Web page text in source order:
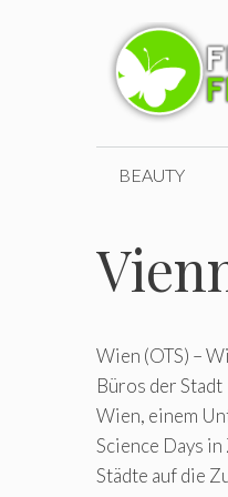
BEAUTY
Wien (OTS) –
Büros der Stadt
Wien, einem
Science Days
Städte auf die